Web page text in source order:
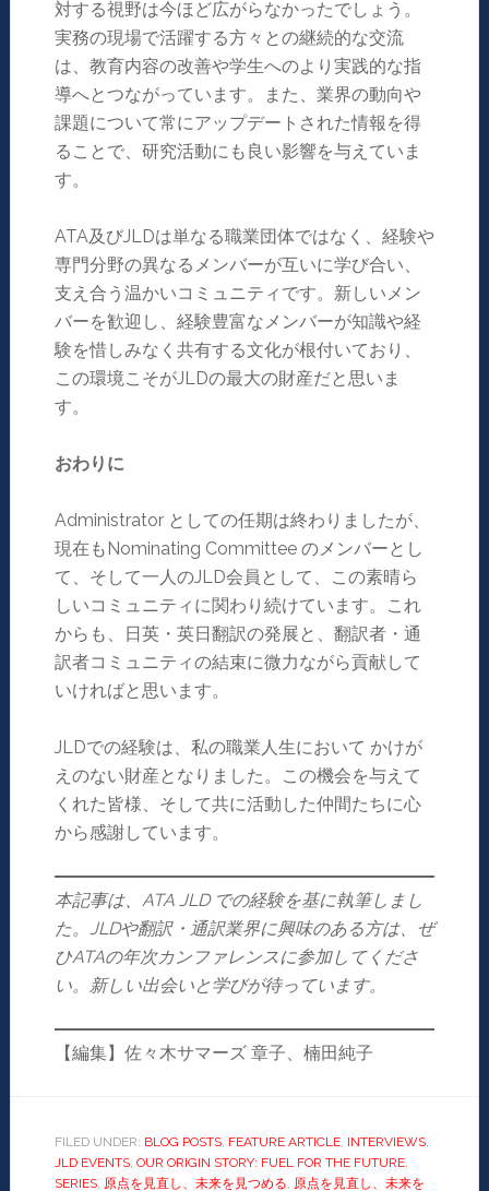
対する視野は今ほど広がらなかったでしょう。
実務の現場で活躍する方々との継続的な交流
は、教育内容の改善や学生へのより実践的な指
導へとつながっています。また、業界の動向や
課題について常にアップデートされた情報を得
ることで、研究活動にも良い影響を与えていま
す。
ATA及びJLDは単なる職業団体ではなく、経験や
専門分野の異なるメンバーが互いに学び合い、
支え合う温かいコミュニティです。新しいメン
バーを歓迎し、経験豊富なメンバーが知識や経
験を惜しみなく共有する文化が根付いており、
この環境こそがJLDの最大の財産だと思いま
す。
おわりに
Administrator としての任期は終わりましたが、
現在もNominating Committee のメンバーとし
て、そして一人のJLD会員として、この素晴ら
しいコミュニティに関わり続けています。これ
からも、日英・英日翻訳の発展と、翻訳者・通
訳者コミュニティの結束に微力ながら貢献して
いければと思います。
JLDでの経験は、私の職業人生において かけが
えのない財産となりました。この機会を与えて
くれた皆様、そして共に活動した仲間たちに心
から感謝しています。
本記事は、 ATA JLD での経験を基に執筆しまし
た。
JLDや翻訳・通訳業界に興味のある方は、ぜ
ひATAの年次カンファレンスに参加してくださ
い。新しい出会いと学びが待っています。
【編集】佐々木サマーズ 章子、楠田純子
FILED UNDER: BLOG POSTS, FEATURE ARTICLE, INTERVIEWS,
JLD EVENTS, OUR ORIGIN STORY: FUEL FOR THE FUTURE,
SERIES, 原点を見直し、未来を見つめる 原点を見直し、未来を